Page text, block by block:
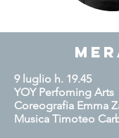
9 luglio h. 19.45
YOY Perfoming Arts
Coreografia Emma
Musica Timoteo